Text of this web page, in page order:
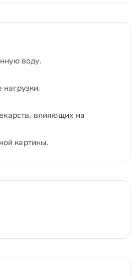
воду.
влияющих на
картины.